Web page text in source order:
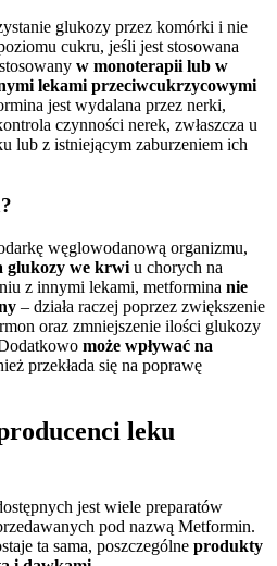
glukozy przez komórki i nie
cukru, jeśli jest stosowana
w monoterapii lub w
lekami przeciwcukrzycowymi
jest wydalana przez nerki,
czynności nerek, zwłaszcza u
lub z istniejącym zaburzeniem ich
węglowodanową organizmu,
glukozy we krwi u chorych na
z innymi lekami, metformina nie
– działa raczej poprzez zwiększenie
oraz zmniejszenie ilości glukozy
może wpływać na
przekłada się na poprawę
leku
jest wiele preparatów
pod nazwą Metformin.
ta sama, poszczególne produkty